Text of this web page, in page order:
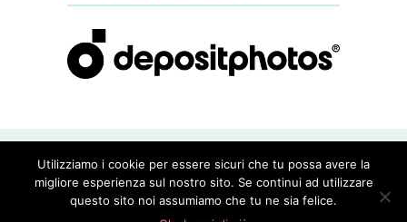
GOURMET - THEME DESIGNED BY
MERIDIANTHEMES
Utilizziamo i cookie per essere sicuri che tu possa avere la
migliore esperienza sul nostro sito. Se continui ad utilizzare
questo sito noi assumiamo che tu ne sia felice.